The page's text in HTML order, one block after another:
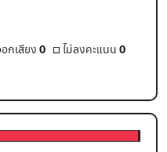
กเสียง 0 ไม่ลงคะแนน 0